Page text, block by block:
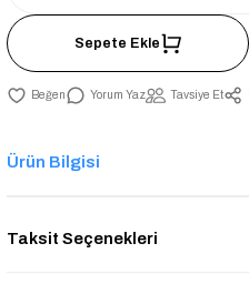
Sepete Ekle
Yorum Yaz Tavsiye Et
Ürün Bilgisi
Taksit Seçenekleri